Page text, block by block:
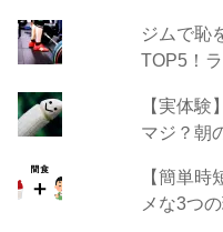
ジムで恥
TOP5！
【実体
マジ？朝
【簡単
メな3つ